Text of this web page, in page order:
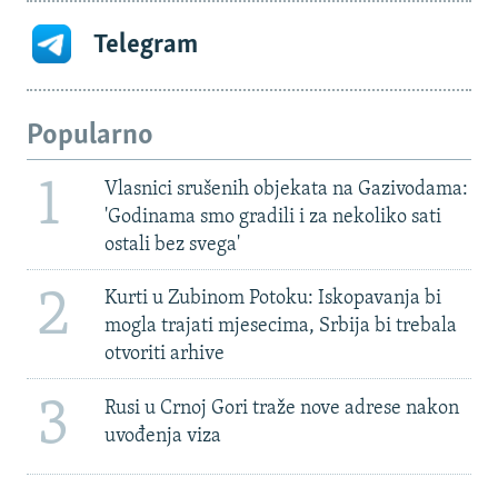
Telegram
Popularno
1
Vlasnici srušenih objekata na Gazivodama:
'Godinama smo gradili i za nekoliko sati
ostali bez svega'
2
Kurti u Zubinom Potoku: Iskopavanja bi
mogla trajati mjesecima, Srbija bi trebala
otvoriti arhive
3
Rusi u Crnoj Gori traže nove adrese nakon
uvođenja viza